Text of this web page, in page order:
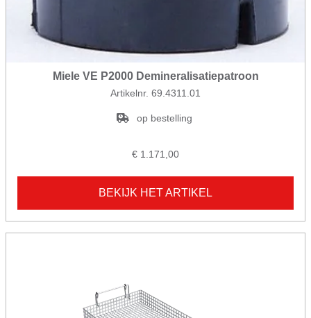
Miele VE P2000 Demineralisatiepatroon
Artikelnr. 69.4311.01
op bestelling
€ 1.171,00
BEKIJK HET ARTIKEL